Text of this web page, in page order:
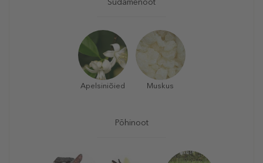
Südamenoot
Apelsiniõied Muskus
Põhinoot